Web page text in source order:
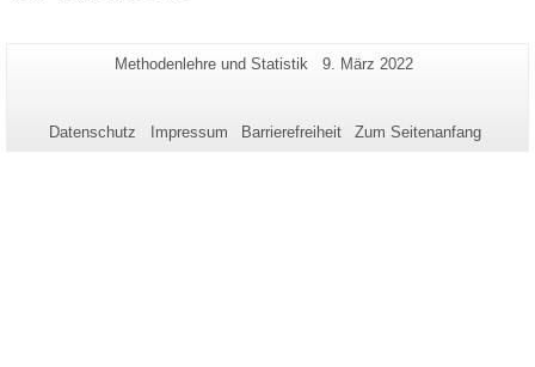
Zusätzliche
dieser
Seiten-
Methodenlehre und Statistik
Letzte
9. März 2022
Datenschutz Impressum Barrierefreiheit Zum Seitenanfang